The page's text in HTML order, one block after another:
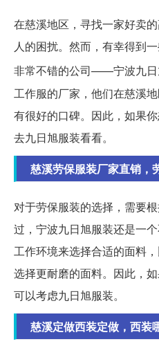
在慈溪地区，寻找一家好卖
人的困扰。然而，有幸得到
非常不错的公司——宁波九
工作服的厂家，他们在慈溪
有很好的口碑。因此，如果
去九日旭服装看看。
慈溪劳保服装厂家直销，
对于劳保服装的选择，需要
过，宁波九日旭服装还是一
工作环境来选择合适的面料
选择更耐磨的面料。因此，
可以考虑九日旭服装。
慈溪定做西装定做，西装